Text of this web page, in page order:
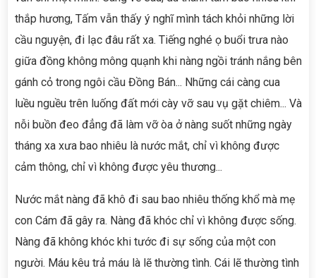
thắp hương, Tấm vẫn thấy ý nghĩ mình tách khỏi những lời
cầu nguyện, đi lạc đâu rất xa. Tiếng nghé ọ buổi trưa nào
giữa đồng không mông quạnh khi nàng ngồi tránh nắng bên
gánh cỏ trong ngôi cầu Đồng Bán... Những cái càng cua
luều nguều trên luống đất mới cày vỡ sau vụ gặt chiêm... Và
nỗi buồn đeo đẳng đã làm vỡ òa ở nàng suốt những ngày
tháng xa xưa bao nhiêu là nước mắt, chỉ vì không được
cảm thông, chỉ vì không được yêu thương...
Nước mắt nàng đã khô đi sau bao nhiêu thống khổ mà mẹ
con Cám đã gây ra. Nàng đã khóc chỉ vì không được sống.
Nàng đã không khóc khi tước đi sự sống của một con
người. Máu kêu trả máu là lẽ thường tình. Cái lẽ thường tình